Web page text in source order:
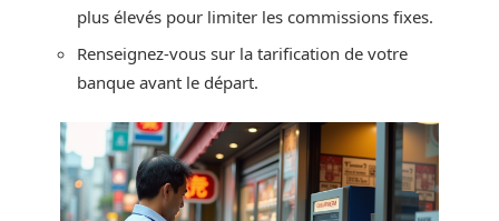
plus élevés pour limiter les commissions fixes.
Renseignez-vous sur la tarification de votre
banque avant le départ.